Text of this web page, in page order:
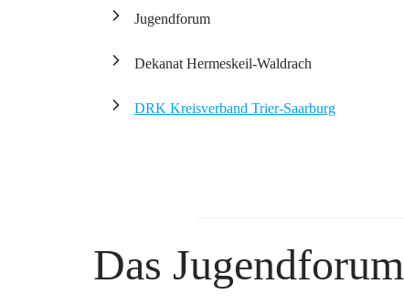
Jugendforum
Dekanat Hermeskeil-Waldrach
DRK Kreisverband Trier-Saarburg
Das Jugendforum